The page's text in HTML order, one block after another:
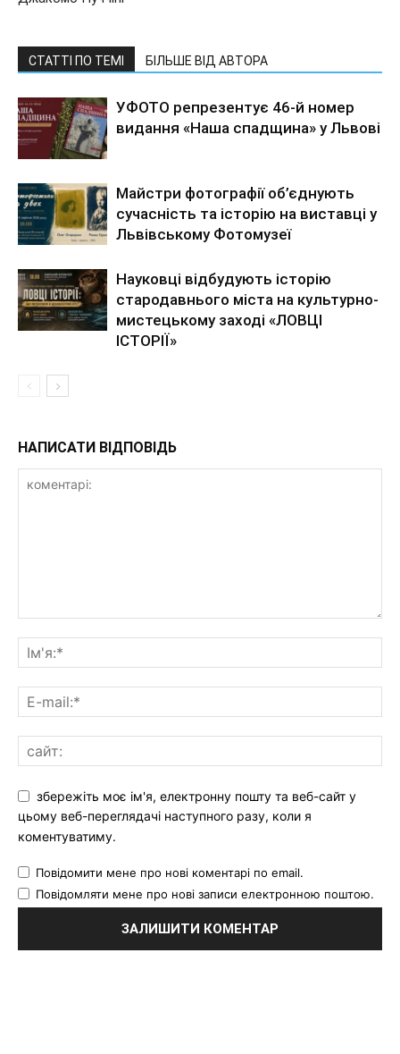
СТАТТІ ПО ТЕМІ БІЛЬШЕ ВІД АВТОРА
УФОТО репрезентує 46-й номер
видання «Наша спадщина» у Львові
Майстри фотографії об’єднують
сучасність та історію на виставці у
Львівському Фотомузеї
Науковці відбудують історію
стародавнього міста на культурно-
мистецькому заході «ЛОВЦІ
ІСТОРІЇ»
НАПИСАТИ ВІДПОВІДЬ
збережіть моє ім'я, електронну пошту та веб-сайт у
цьому веб-переглядачі наступного разу, коли я
коментуватиму.
Повідомити мене про нові коментарі по email.
Повідомляти мене про нові записи електронною поштою.